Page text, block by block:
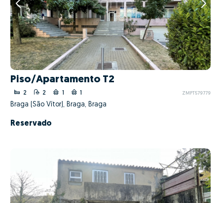
Piso/Apartamento T2
2 2 1 1 ZMPT579779
Braga (São Vítor), Braga, Braga
Reservado